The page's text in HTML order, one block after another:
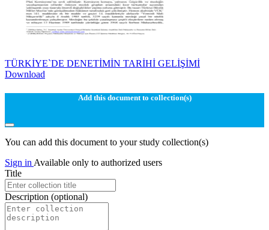
TÜRKİYE`DE DENETİMİN TARİHİ GELİŞİMİ
Download
Add this document to collection(s)
You can add this document to your study collection(s)
Sign in Available only to authorized users
Title
Description (optional)